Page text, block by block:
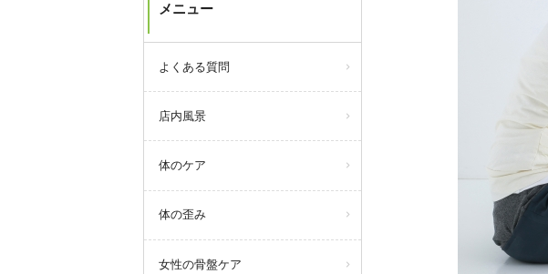
メニュー
よくある質問
店内風景
体のケア
体の歪み
女性の骨盤ケア